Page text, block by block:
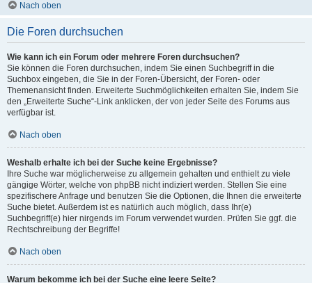
Nach oben
Die Foren durchsuchen
Wie kann ich ein Forum oder mehrere Foren durchsuchen?
Sie können die Foren durchsuchen, indem Sie einen Suchbegriff in die
Suchbox eingeben, die Sie in der Foren-Übersicht, der Foren- oder
Themenansicht finden. Erweiterte Suchmöglichkeiten erhalten Sie, indem Sie
den „Erweiterte Suche“-Link anklicken, der von jeder Seite des Forums aus
verfügbar ist.
Nach oben
Weshalb erhalte ich bei der Suche keine Ergebnisse?
Ihre Suche war möglicherweise zu allgemein gehalten und enthielt zu viele
gängige Wörter, welche von phpBB nicht indiziert werden. Stellen Sie eine
spezifischere Anfrage und benutzen Sie die Optionen, die Ihnen die erweiterte
Suche bietet. Außerdem ist es natürlich auch möglich, dass Ihr(e)
Suchbegriff(e) hier nirgends im Forum verwendet wurden. Prüfen Sie ggf. die
Rechtschreibung der Begriffe!
Nach oben
Warum bekomme ich bei der Suche eine leere Seite?